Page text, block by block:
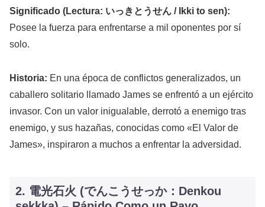
Significado (Lectura: いっきとうせん / Ikki to sen):
Posee la fuerza para enfrentarse a mil oponentes por sí
solo.
Historia: En una época de conflictos generalizados, un
caballero solitario llamado James se enfrentó a un ejército
invasor. Con un valor inigualable, derrotó a enemigo tras
enemigo, y sus hazañas, conocidas como «El Valor de
James», inspiraron a muchos a enfrentar la adversidad.
2. 電光石火 (でんこうせっか：Denkou